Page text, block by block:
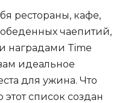
рестораны, кафе,
чаепитий,
наградами Time
идеальное
для ужина. Что
этот список создан